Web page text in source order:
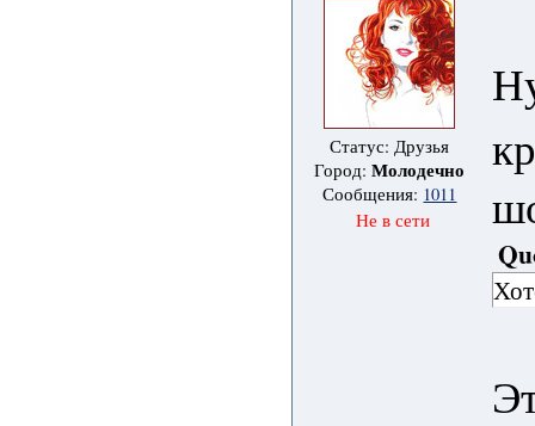
Статус: Друзья
Город:Молодечно
Сообщения: 1011
Не в сети